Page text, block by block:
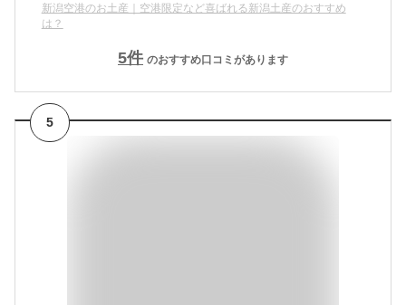
新潟空港のお土産｜空港限定など喜ばれる新潟土産のおすすめ
は？
5件 のおすすめ口コミがあります
5